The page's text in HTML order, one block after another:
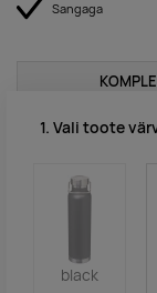
Sangaga
1. Vali toote
black